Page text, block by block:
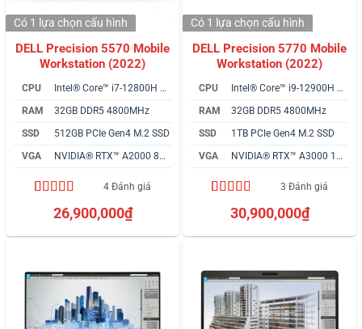
DELL Precision 5570 Mobile
Workstation (2022)
CPU
Intel® Core™ i7-12800H vPro
RAM
32GB DDR5 4800MHz
SSD
512GB PCIe Gen4 M.2 SSD
VGA
NVIDIA® RTX™ A2000 8GB
4.75trên 5
dựa trên
4 Đánh giá
26,900,000₫
Có 1 lựa chọn cấu hình
DELL Precision 5770 Mobile
Workstation (2022)
CPU
Intel® Core™ i9-12900H vPro
RAM
32GB DDR5 4800MHz
SSD
1TB PCIe Gen4 M.2 SSD
VGA
NVIDIA® RTX™ A3000 12GB GDDR6
4.67trên 5
dựa trên
3 Đánh giá
30,900,000₫
Có 1 lựa chọn cấu hình